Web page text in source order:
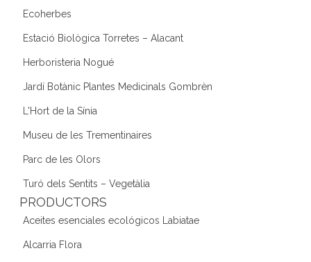
Ecoherbes
Estació Biològica Torretes – Alacant
Herboristeria Nogué
Jardí Botànic Plantes Medicinals Gombrèn
L'Hort de la Sínia
Museu de les Trementinaires
Parc de les Olors
Turó dels Sentits – Vegetàlia
PRODUCTORS
Aceites esenciales ecológicos Labiatae
Alcarria Flora